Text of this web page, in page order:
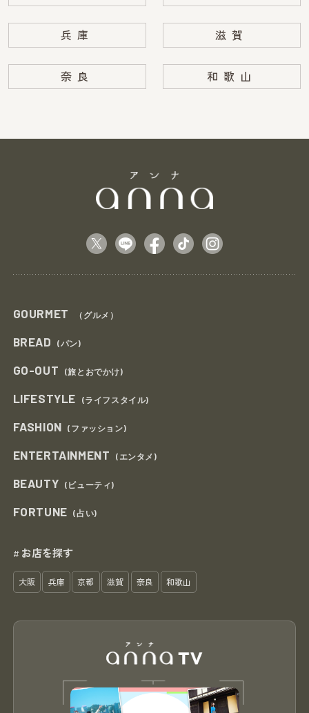
兵庫 滋賀
奈良 和歌山
GOURMET （グルメ）
BREAD (パン)
GO-OUT (旅とおでかけ)
LIFESTYLE (ライフスタイル)
FASHION (ファッション)
ENTERTAINMENT (エンタメ)
BEAUTY (ビューティ)
FORTUNE (占い)
# お店を探す
大阪 兵庫 京都 滋賀 奈良 和歌山